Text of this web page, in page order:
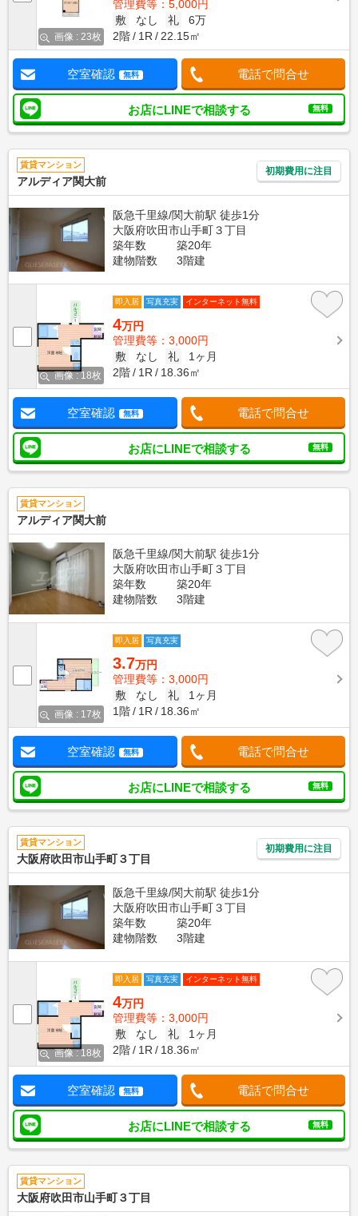
画像 : 23枚
管理費等：5,000円
敷
なし 礼
6万
2階
1R 22.15㎡
空室確認 無料 電話で問合せ
お店にLINEで相談する 無料
賃貸マンション
アルディア関大前
初期費用に注目
阪急千里線/関大前駅 徒歩1分
大阪府吹田市山手町３丁目
築年数
築20年
建物階数
3階建
画像 : 18枚
即入居 写真充実 インターネット無料
4万円
管理費等：3,000円
敷
なし 礼
1ヶ月
2階
1R 18.36㎡
空室確認 無料 電話で問合せ
お店にLINEで相談する 無料
賃貸マンション
アルディア関大前
阪急千里線/関大前駅 徒歩1分
大阪府吹田市山手町３丁目
築年数
築20年
建物階数
3階建
画像 : 17枚
即入居 写真充実
3.7万円
管理費等：3,000円
敷
なし 礼
1ヶ月
1階
1R 18.36㎡
空室確認 無料 電話で問合せ
お店にLINEで相談する 無料
賃貸マンション
大阪府吹田市山手町３丁目
初期費用に注目
阪急千里線/関大前駅 徒歩1分
大阪府吹田市山手町３丁目
築年数
築20年
建物階数
3階建
画像 : 18枚
即入居 写真充実 インターネット無料
4万円
管理費等：3,000円
敷
なし 礼
1ヶ月
2階
1R 18.36㎡
空室確認 無料 電話で問合せ
お店にLINEで相談する 無料
賃貸マンション
大阪府吹田市山手町３丁目